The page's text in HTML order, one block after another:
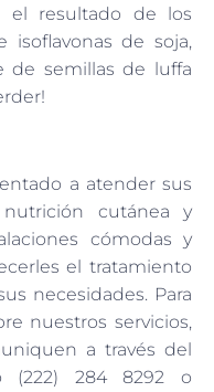
resultado de los
isoflavonas de soja,
de semillas de luffa
a atender sus
nutrición cutánea y
cómodas y
el tratamiento
necesidades. Para
nuestros servicios,
a través del
(222) 284 8292 o